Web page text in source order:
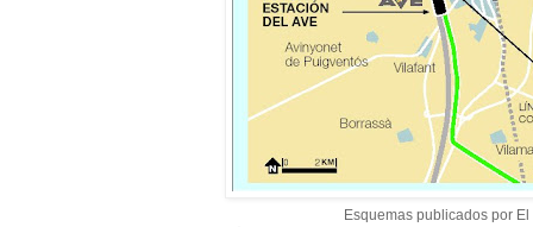
Esquemas publicados por